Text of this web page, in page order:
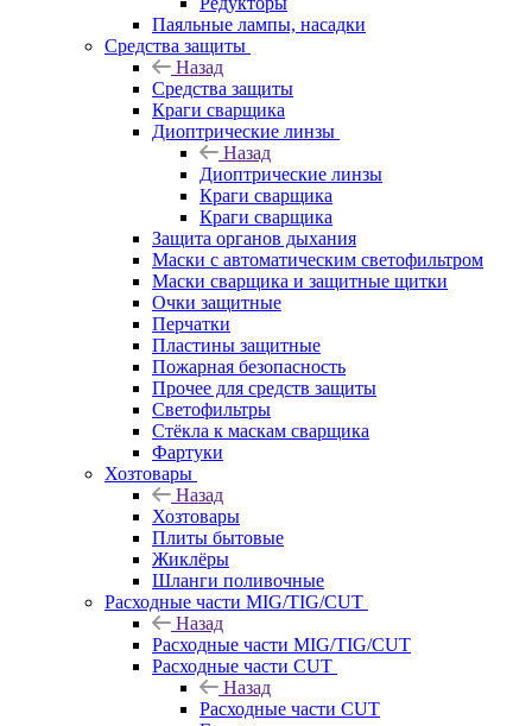
Паяльные лампы, насадки
Средства защиты
Назад
Средства защиты
Краги сварщика
Диоптрические линзы
Назад
Диоптрические линзы
Краги сварщика
Краги сварщика
Защита органов дыхания
Маски с автоматическим светофильтром
Маски сварщика и защитные щитки
Очки защитные
Перчатки
Пластины защитные
Пожарная безопасность
Прочее для средств защиты
Светофильтры
Стёкла к маскам сварщика
Фартуки
Хозтовары
Назад
Хозтовары
Плиты бытовые
Жиклёры
Шланги поливочные
Расходные части MIG/TIG/CUT
Назад
Расходные части MIG/TIG/CUT
Расходные части CUT
Назад
Расходные части CUT